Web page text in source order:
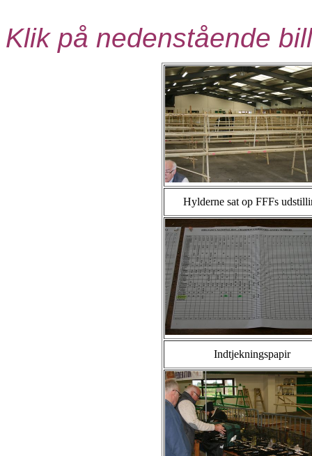
Klik på nedenstående
Hylderne sat op FFFs
Indtjekningspapir